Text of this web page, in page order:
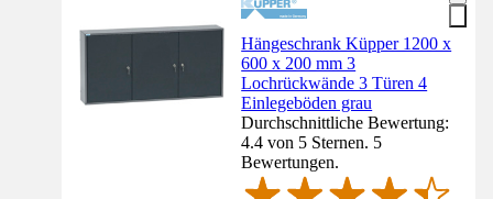
Hängeschrank Küpper 1200 x
600 x 200 mm 3
Lochrückwände 3 Türen 4
Einlegeböden grau
Durchschnittliche Bewertung:
4.4 von 5 Sternen. 5
Bewertungen.